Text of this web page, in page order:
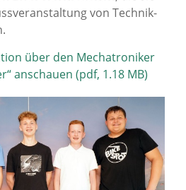
von Technik-
über den Mechatroniker
anschauen (pdf, 1.18 MB)